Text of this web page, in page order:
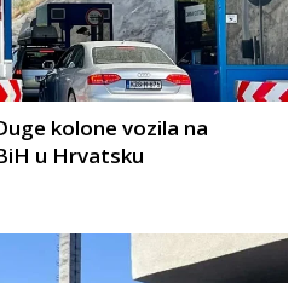
kolone vozila na
u Hrvatsku